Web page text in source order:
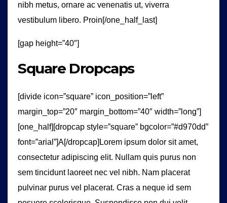
nibh metus, ornare ac venenatis ut, viverra
vestibulum libero. Proin[/one_half_last]
[gap height=”40″]
Square Dropcaps
[divide icon=”square” icon_position=”left”
margin_top=”20″ margin_bottom=”40″ width=”long”]
[one_half][dropcap style=”square” bgcolor=”#d970dd”
font=”arial”]A[/dropcap]Lorem ipsum dolor sit amet,
consectetur adipiscing elit. Nullam quis purus non
sem tincidunt laoreet nec vel nibh. Nam placerat
pulvinar purus vel placerat. Cras a neque id sem